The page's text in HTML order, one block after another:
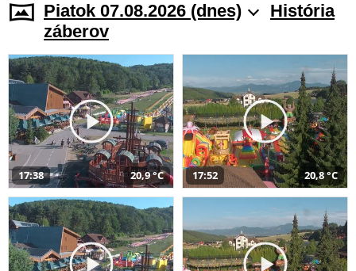
Piatok 07.08.2026 (dnes)
História
záberov
17:38 20,9 °C 17:52 20,8 °C